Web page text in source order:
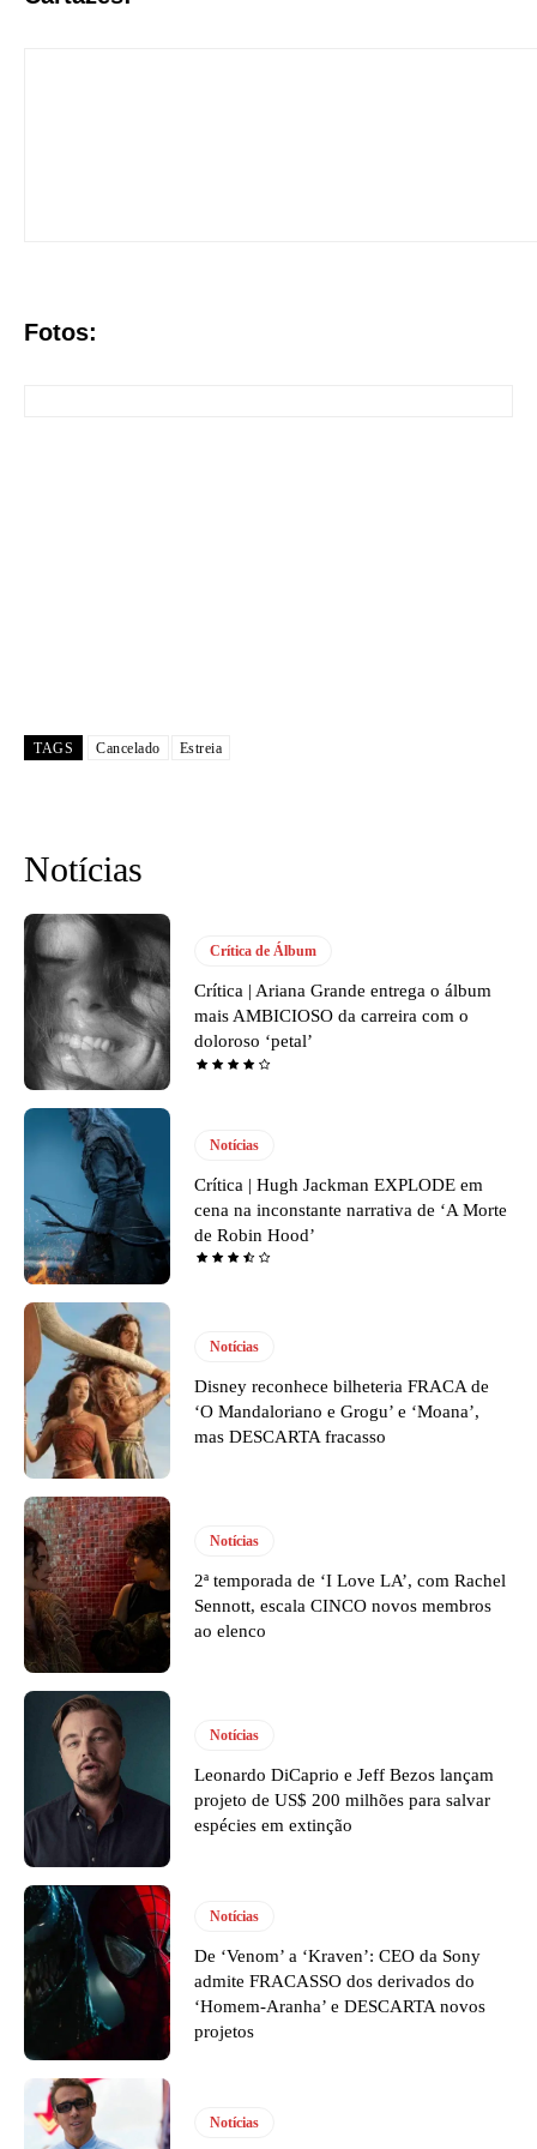
Fotos:
TAGS Cancelado Estreia
Notícias
Crítica de Álbum
Crítica | Ariana Grande entrega o álbum
mais AMBICIOSO da carreira com o
doloroso ‘petal’
Notícias
Crítica | Hugh Jackman EXPLODE em
cena na inconstante narrativa de ‘A Morte
de Robin Hood’
Notícias
Disney reconhece bilheteria FRACA de
‘O Mandaloriano e Grogu’ e ‘Moana’,
mas DESCARTA fracasso
Notícias
2ª temporada de ‘I Love LA’, com Rachel
Sennott, escala CINCO novos membros
ao elenco
Notícias
Leonardo DiCaprio e Jeff Bezos lançam
projeto de US$ 200 milhões para salvar
espécies em extinção
Notícias
De ‘Venom’ a ‘Kraven’: CEO da Sony
admite FRACASSO dos derivados do
‘Homem-Aranha’ e DESCARTA novos
projetos
Notícias